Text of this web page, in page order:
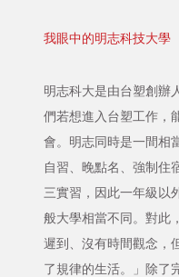
我眼中的明志科技大學
明志科大是由台塑創辦
們若想進入台塑工作，
會。明志同時是一間相
自習、晚點名、強制住
三實習，因此一年級以
般大學相當不同。對此
遲到、沒有時間觀念，
了規律的生活。」除了